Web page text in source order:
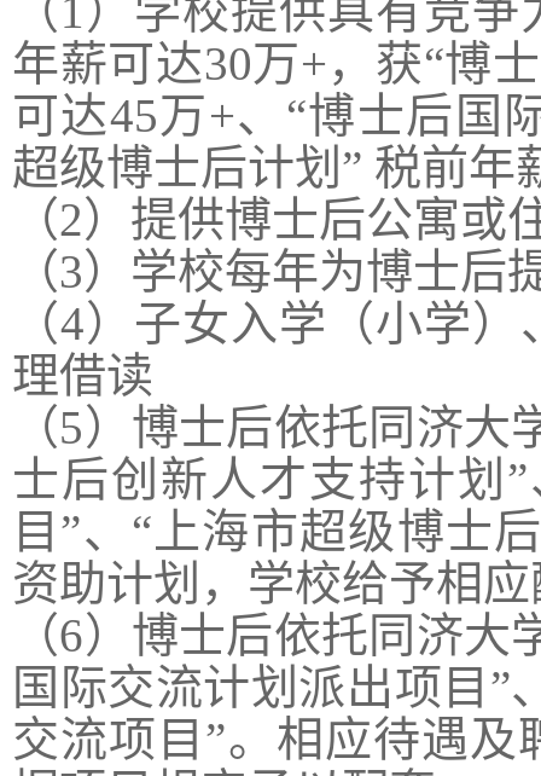
（1）学校提供具有竞
年薪可达30万+，获“博
可达45万+、“博士后国
超级博士后计划” 税前年
（2）提供博士后公寓或
（3）学校每年为博士后
（4）子女入学（小学
理借读‍
（5）博士后依托同济
士后创新人才支持计划
目”、“上海市超级博士
资助计划，学校给予相
（6）博士后依托同济
国际交流计划派出项目”
交流项目”。相应待遇